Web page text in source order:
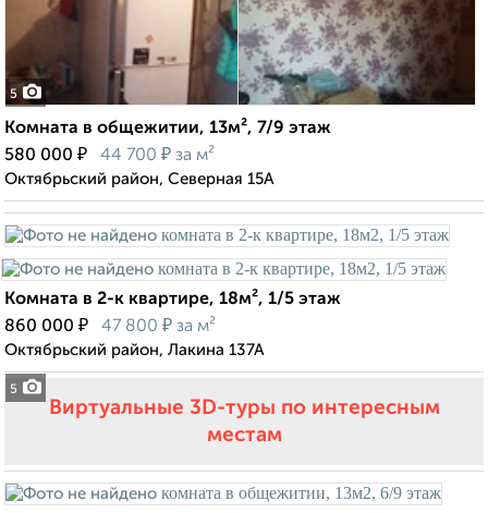
5
Комната в общежитии, 13м², 7/9 этаж
580 000 ₽ 44 700 ₽ за м²
Октябрьский район, Северная 15А
5
Комната в 2-к квартире, 18м², 1/5 этаж
860 000 ₽ 47 800 ₽ за м²
Октябрьский район, Лакина 137А
Виртуальные 3D-туры по интересным
местам